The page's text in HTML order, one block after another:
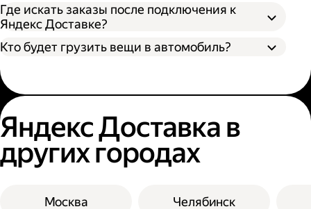
Где искать заказы после подключения к
Яндекс Доставке?
Кто будет грузить вещи в автомобиль?
Яндекс Доставка в
других городах
Москва Челябинск